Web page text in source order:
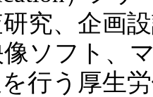
究、企画
像ソフト、
行う厚生